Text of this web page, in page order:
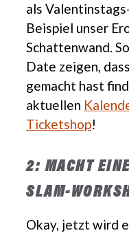
als
Beispiel unser
Schattenwand.
Date zeigen,
gemacht hast
aktuellen
Ticketshop!
2: MACHT
SLAM-
Okay, jetzt wird